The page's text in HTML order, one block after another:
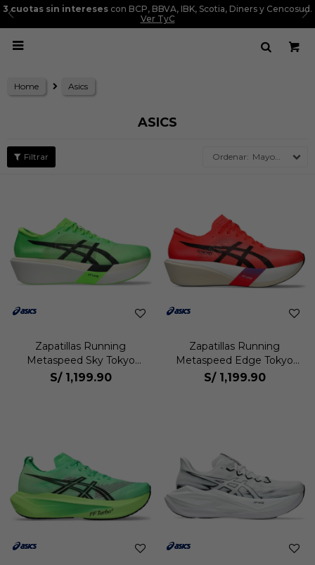
3 cuotas sin intereses con BCP, BBVA, IBK, Scotia, Diners y Cencosud.
Ver TyC

Home Asics
ASICS
Mayor precio
Zapatillas Running
Metaspeed Sky Tokyo
Unisex
S/ 1,199.90
Zapatillas Running
Metaspeed Edge Tokyo
Unisex
S/ 1,199.90